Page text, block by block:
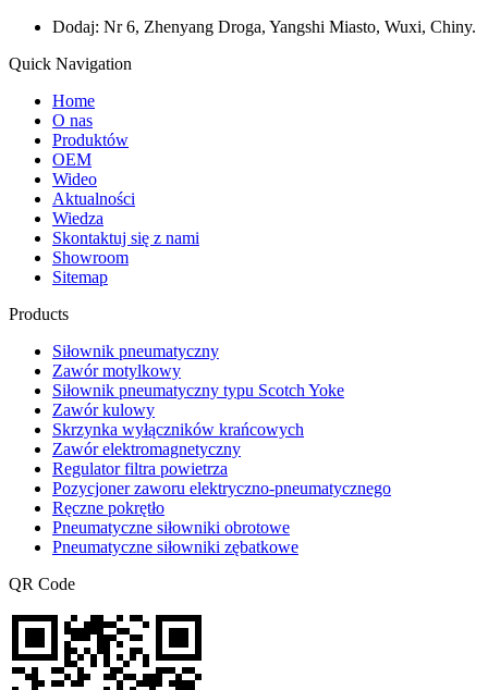
Dodaj: Nr 6, Zhenyang Droga, Yangshi Miasto, Wuxi, Chiny.
Quick Navigation
Home
O nas
Produktów
OEM
Wideo
Aktualności
Wiedza
Skontaktuj się z nami
Showroom
Sitemap
Products
Siłownik pneumatyczny
Zawór motylkowy
Siłownik pneumatyczny typu Scotch Yoke
Zawór kulowy
Skrzynka wyłączników krańcowych
Zawór elektromagnetyczny
Regulator filtra powietrza
Pozycjoner zaworu elektryczno-pneumatycznego
Ręczne pokrętło
Pneumatyczne siłowniki obrotowe
Pneumatyczne siłowniki zębatkowe
QR Code